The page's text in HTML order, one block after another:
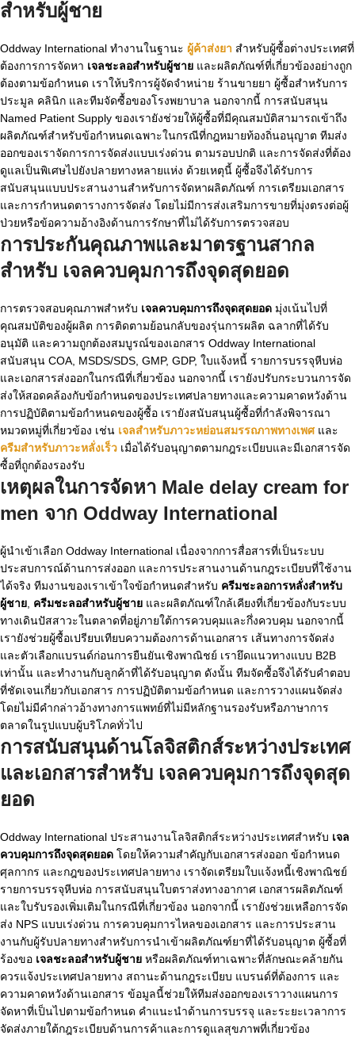
สำหรับผู้ชาย
Oddway International ทำงานในฐานะ ผู้ค้าส่งยา สำหรับผู้ซื้อต่างประเทศที่
ต้องการการจัดหา เจลชะลอสำหรับผู้ชาย และผลิตภัณฑ์ที่เกี่ยวข้องอย่างถูก
ต้องตามข้อกำหนด เราให้บริการผู้จัดจำหน่าย ร้านขายยา ผู้ซื้อสำหรับการ
ประมูล คลินิก และทีมจัดซื้อของโรงพยาบาล นอกจากนี้ การสนับสนุน
Named Patient Supply ของเรายังช่วยให้ผู้ซื้อที่มีคุณสมบัติสามารถเข้าถึง
ผลิตภัณฑ์สำหรับข้อกำหนดเฉพาะในกรณีที่กฎหมายท้องถิ่นอนุญาต ทีมส่ง
ออกของเราจัดการการจัดส่งแบบเร่งด่วน ตามรอบปกติ และการจัดส่งที่ต้อง
ดูแลเป็นพิเศษไปยังปลายทางหลายแห่ง ด้วยเหตุนี้ ผู้ซื้อจึงได้รับการ
สนับสนุนแบบประสานงานสำหรับการจัดหาผลิตภัณฑ์ การเตรียมเอกสาร
และการกำหนดตารางการจัดส่ง โดยไม่มีการส่งเสริมการขายที่มุ่งตรงต่อผู้
ป่วยหรือข้อความอ้างอิงด้านการรักษาที่ไม่ได้รับการตรวจสอบ
การประกันคุณภาพและมาตรฐานสากล
สำหรับ เจลควบคุมการถึงจุดสุดยอด
การตรวจสอบคุณภาพสำหรับ เจลควบคุมการถึงจุดสุดยอด มุ่งเน้นไปที่
คุณสมบัติของผู้ผลิต การติดตามย้อนกลับของรุ่นการผลิต ฉลากที่ได้รับ
อนุมัติ และความถูกต้องสมบูรณ์ของเอกสาร Oddway International
สนับสนุน COA, MSDS/SDS, GMP, GDP, ใบแจ้งหนี้ รายการบรรจุหีบห่อ
และเอกสารส่งออกในกรณีที่เกี่ยวข้อง นอกจากนี้ เรายังปรับกระบวนการจัด
ส่งให้สอดคล้องกับข้อกำหนดของประเทศปลายทางและความคาดหวังด้าน
การปฏิบัติตามข้อกำหนดของผู้ซื้อ เรายังสนับสนุนผู้ซื้อที่กำลังพิจารณา
หมวดหมู่ที่เกี่ยวข้อง เช่น เจลสำหรับภาวะหย่อนสมรรถภาพทางเพศและ
ครีมสำหรับภาวะหลั่งเร็ว เมื่อได้รับอนุญาตตามกฎระเบียบและมีเอกสารจัด
ซื้อที่ถูกต้องรองรับ
เหตุผลในการจัดหา Male delay cream for
men จาก Oddway International
ผู้นำเข้าเลือก Oddway International เนื่องจากการสื่อสารที่เป็นระบบ
ประสบการณ์ด้านการส่งออก และการประสานงานด้านกฎระเบียบที่ใช้งาน
ได้จริง ทีมงานของเราเข้าใจข้อกำหนดสำหรับ ครีมชะลอการหลั่งสำหรับ
ผู้ชาย ครีมชะลอสำหรับผู้ชาย และผลิตภัณฑ์ใกล้เคียงที่เกี่ยวข้องกับระบบ
ทางเดินปัสสาวะในตลาดที่อยู่ภายใต้การควบคุมและกึ่งควบคุม นอกจากนี้
เรายังช่วยผู้ซื้อเปรียบเทียบความต้องการด้านเอกสาร เส้นทางการจัดส่ง
และตัวเลือกแบรนด์ก่อนการยืนยันเชิงพาณิชย์ เรายึดแนวทางแบบ B2B
เท่านั้น และทำงานกับลูกค้าที่ได้รับอนุญาต ดังนั้น ทีมจัดซื้อจึงได้รับคำตอบ
ที่ชัดเจนเกี่ยวกับเอกสาร การปฏิบัติตามข้อกำหนด และการวางแผนจัดส่ง
โดยไม่มีคำกล่าวอ้างทางการแพทย์ที่ไม่มีหลักฐานรองรับหรือภาษาการ
ตลาดในรูปแบบผู้บริโภคทั่วไป
การสนับสนุนด้านโลจิสติกส์ระหว่างประเทศ
และเอกสารสำหรับ เจลควบคุมการถึงจุดสุด
ยอด
Oddway International ประสานงานโลจิสติกส์ระหว่างประเทศสำหรับ เจล
ควบคุมการถึงจุดสุดยอด โดยให้ความสำคัญกับเอกสารส่งออก ข้อกำหนด
ศุลกากร และกฎของประเทศปลายทาง เราจัดเตรียมใบแจ้งหนี้เชิงพาณิชย์
รายการบรรจุหีบห่อ การสนับสนุนใบตราส่งทางอากาศ เอกสารผลิตภัณฑ์
และใบรับรองเพิ่มเติมในกรณีที่เกี่ยวข้อง นอกจากนี้ เรายังช่วยเหลือการจัด
ส่ง NPS แบบเร่งด่วน การควบคุมการไหลของเอกสาร และการประสาน
งานกับผู้รับปลายทางสำหรับการนำเข้าผลิตภัณฑ์ยาที่ได้รับอนุญาต ผู้ซื้อที่
ร้องขอ เจลชะลอสำหรับผู้ชาย หรือผลิตภัณฑ์ทาเฉพาะที่ลักษณะคล้ายกัน
ควรแจ้งประเทศปลายทาง สถานะด้านกฎระเบียบ แบรนด์ที่ต้องการ และ
ความคาดหวังด้านเอกสาร ข้อมูลนี้ช่วยให้ทีมส่งออกของเราวางแผนการ
จัดหาที่เป็นไปตามข้อกำหนด คำแนะนำด้านการบรรจุ และระยะเวลาการ
จัดส่งภายใต้กฎระเบียบด้านการค้าและการดูแลสุขภาพที่เกี่ยวข้อง